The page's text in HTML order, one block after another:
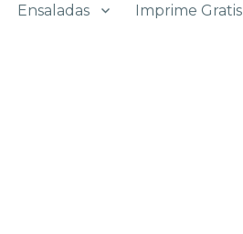
Ensaladas Imprime Gratis